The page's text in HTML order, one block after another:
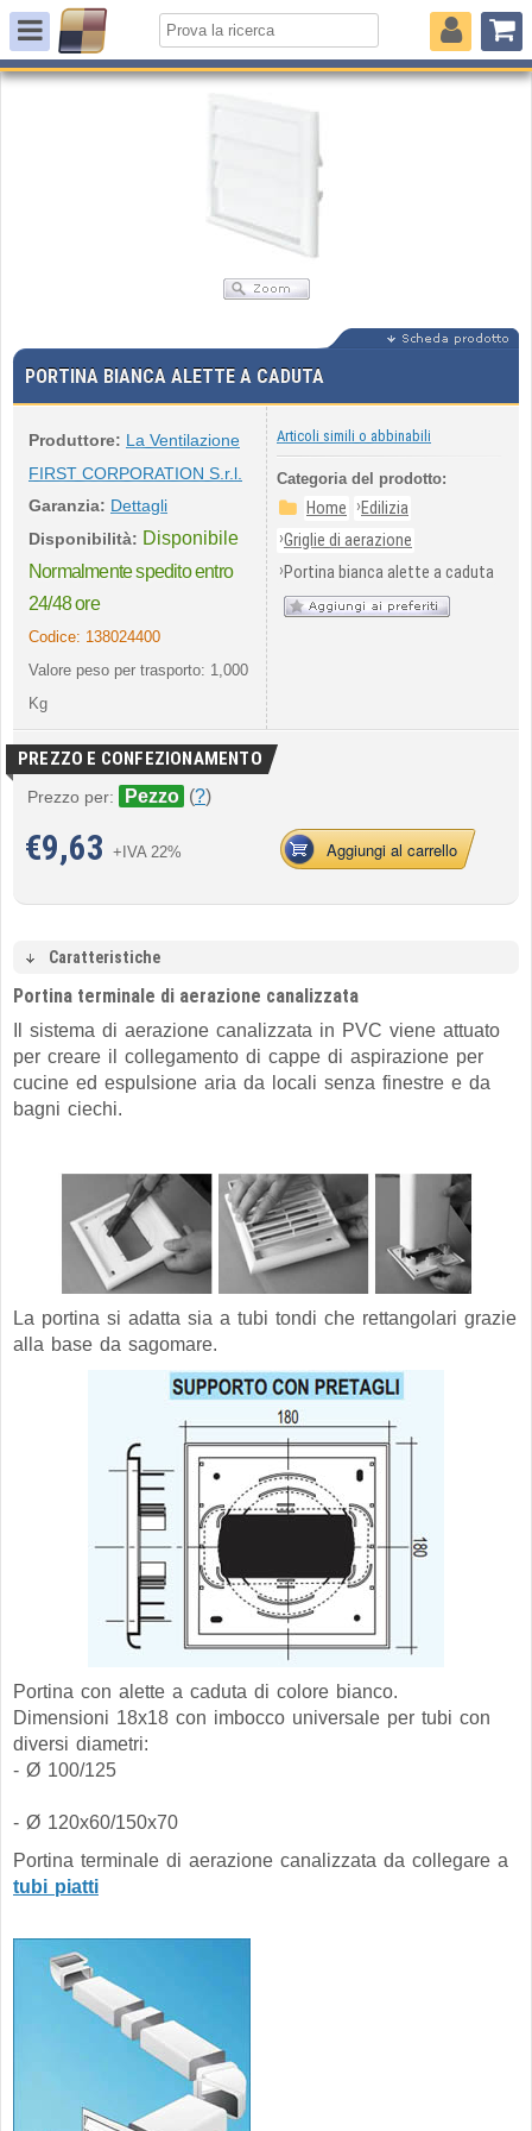
PORTINA BIANCA ALETTE A CADUTA
Produttore: La Ventilazione
FIRST CORPORATION S.r.l.
Garanzia: Dettagli
Disponibilità: Disponibile
Normalmente spedito entro
24/48 ore
Codice: 138024400
Valore peso per trasporto: 1,000
Kg
Articoli simili o abbinabili
Categoria del prodotto:
Home ›Edilizia
›Griglie di aerazione
›Portina bianca alette a caduta
PREZZO E CONFEZIONAMENTO
Prezzo per: Pezzo (?)
€9,63 +IVA 22% Aggiungi al carrello
Caratteristiche
Portina terminale di aerazione canalizzata
Il sistema di aerazione canalizzata in PVC viene attuato
per creare il collegamento di cappe di aspirazione per
cucine ed espulsione aria da locali senza finestre e da
bagni ciechi.
La portina si adatta sia a tubi tondi che rettangolari grazie
alla base da sagomare.
Portina con alette a caduta di colore bianco.
Dimensioni 18x18 con imbocco universale per tubi con
diversi diametri:
- Ø 100/125
- Ø 120x60/150x70
Portina terminale di aerazione canalizzata da collegare a
tubi piatti